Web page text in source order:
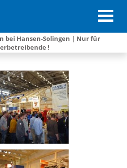
bei Hansen-Solingen | Nur für
!